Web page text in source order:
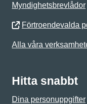
Myndighetsbrevlådor
Förtroendevalda
Alla våra
Hitta snabbt
Dina personuppgifter